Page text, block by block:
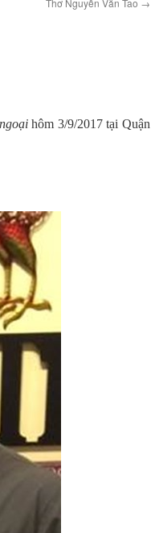
Thơ Nguyễn Văn Tao →
hôm 3/9/2017 tại Quận